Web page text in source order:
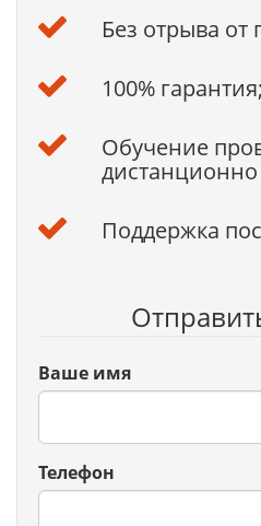
Без отрыва от
100% гарантия;
Обучение
дистанционно
Поддержка
Ваше имя
Телефон